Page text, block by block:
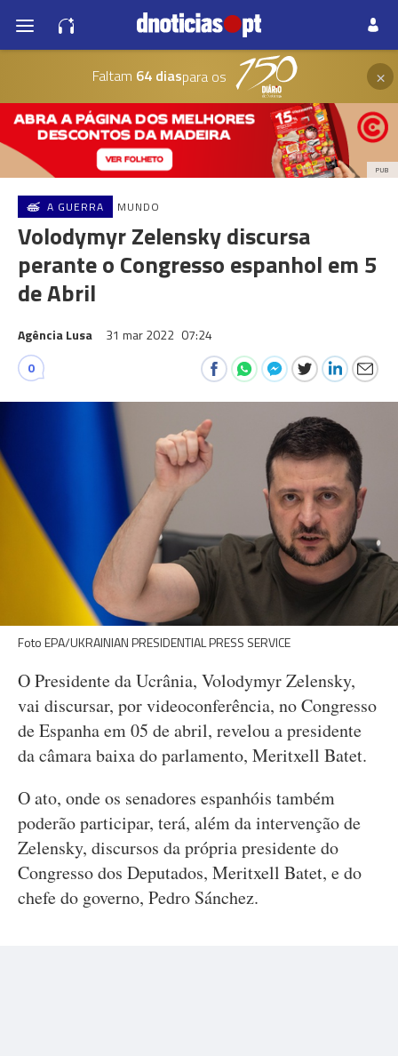
Faltam 64 diaspara os ×
PUB
A GUERRA MUNDO
Volodymyr Zelensky discursa
perante o Congresso espanhol em 5
de Abril
Agência Lusa 31 mar 2022 07:24
0
Foto EPA/UKRAINIAN PRESIDENTIAL PRESS SERVICE
O Presidente da Ucrânia, Volodymyr Zelensky,
vai discursar, por videoconferência, no Congresso
de Espanha em 05 de abril, revelou a presidente
da câmara baixa do parlamento, Meritxell Batet.
O ato, onde os senadores espanhóis também
poderão participar, terá, além da intervenção de
Zelensky, discursos da própria presidente do
Congresso dos Deputados, Meritxell Batet, e do
chefe do governo, Pedro Sánchez.